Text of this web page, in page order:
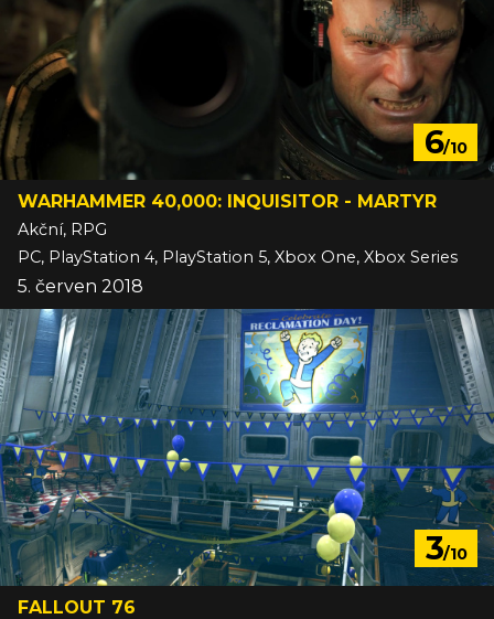
6/10
WARHAMMER 40,000: INQUISITOR - MARTYR
Akční, RPG
PC, PlayStation 4, PlayStation 5, Xbox One, Xbox Series
5. červen 2018
3/10
FALLOUT 76